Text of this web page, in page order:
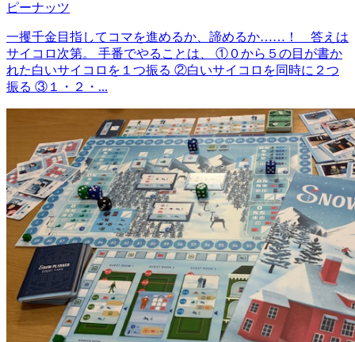
ピーナッツ
一攫千金目指してコマを進めるか、諦めるか……！ 答えは
サイコロ次第。 手番でやることは、 ①０から５の目が書か
れた白いサイコロを１つ振る ②白いサイコロを同時に２つ
振る ③１・２・...